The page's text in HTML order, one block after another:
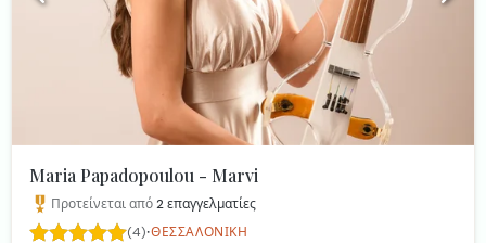
Maria Papadopoulou - Marvi
Προτείνεται από2επαγγελματίες
(4)·ΘΕΣΣΑΛΟΝΊΚΗ